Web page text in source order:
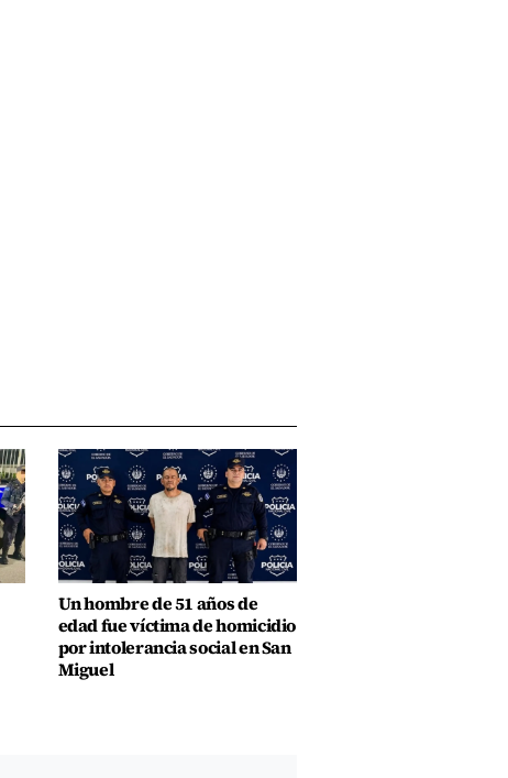
Un hombre de 51 años de
edad fue víctima de homicidio
por intolerancia social en San
Miguel